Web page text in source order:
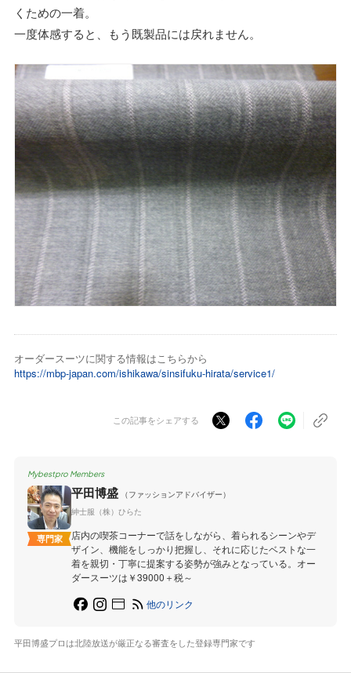
くための一着。
一度体感すると、もう既製品には戻れません。
オーダースーツに関する情報はこちらから
https://mbp-japan.com/ishikawa/sinsifuku-hirata/service1/
この記事をシェアする
Mybestpro Members
専門家
平田博盛
（ファッションアドバイザー）
紳士服（株）ひらた
店内の喫茶コーナーで話をしながら、着られるシーンやデ
ザイン、機能をしっかり把握し、それに応じたベストな一
着を親切・丁寧に提案する姿勢が強みとなっている。オー
ダースーツは￥39000＋税～
他のリンク
平田博盛プロは北陸放送が厳正なる審査をした登録専門家です